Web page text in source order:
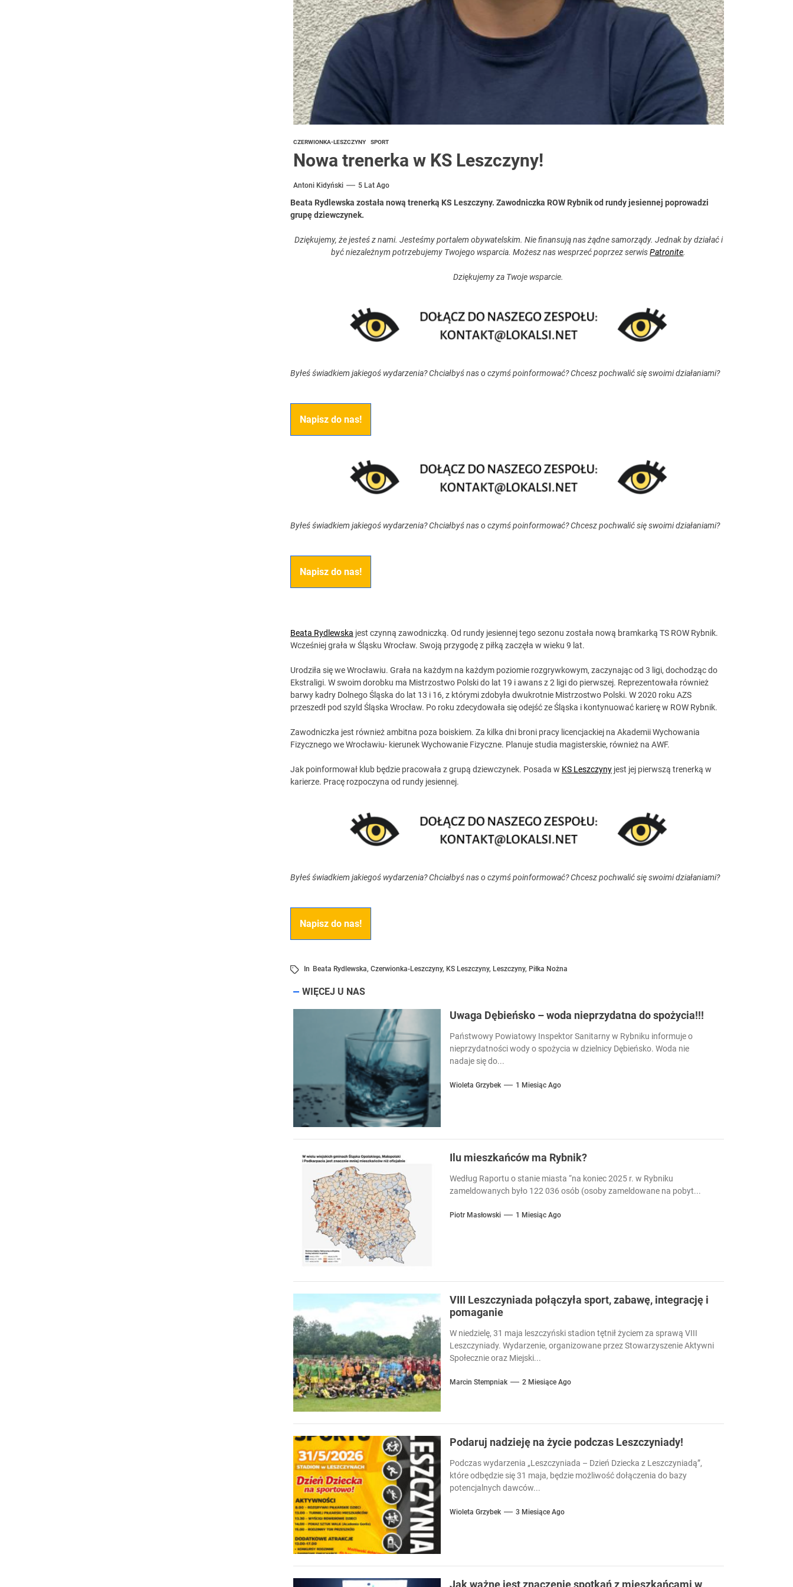
CZERWIONKA-LESZCZYNY SPORT
Nowa trenerka w KS Leszczyny!
Antoni Kidyński 5 Lat Ago
Beata Rydlewska została nową trenerką KS Leszczyny. Zawodniczka ROW Rybnik od rundy jesiennej poprowadzi
grupę dziewczynek.
Dziękujemy, że jesteś z nami. Jesteśmy portalem obywatelskim. Nie finansują nas żądne samorządy. Jednak by działać i
być niezależnym potrzebujemy Twojego wsparcia. Możesz nas wesprzeć poprzez serwisPatronite.
Dziękujemy za Twoje wsparcie.
Byłeś świadkiem jakiegoś wydarzenia? Chciałbyś nas o czymś poinformować? Chcesz pochwalić się swoimi działaniami?
Napisz do nas!
Byłeś świadkiem jakiegoś wydarzenia? Chciałbyś nas o czymś poinformować? Chcesz pochwalić się swoimi działaniami?
Napisz do nas!
Beata Rydlewska jest czynną zawodniczką. Od rundy jesiennej tego sezonu została nową bramkarką TS ROW Rybnik.
Wcześniej grała w Śląsku Wrocław. Swoją przygodę z piłką zaczęła w wieku 9 lat.
Urodziła się we Wrocławiu. Grała na każdym na każdym poziomie rozgrywkowym, zaczynając od 3 ligi, dochodząc do
Ekstraligi. W swoim dorobku ma Mistrzostwo Polski do lat 19 i awans z 2 ligi do pierwszej. Reprezentowała również
barwy kadry Dolnego Śląska do lat 13 i 16, z którymi zdobyła dwukrotnie Mistrzostwo Polski. W 2020 roku AZS
przeszedł pod szyld Śląska Wrocław. Po roku zdecydowała się odejść ze Śląska i kontynuować karierę w ROW Rybnik.
Zawodniczka jest również ambitna poza boiskiem. Za kilka dni broni pracy licencjackiej na Akademii Wychowania
Fizycznego we Wrocławiu- kierunek Wychowanie Fizyczne. Planuje studia magisterskie, również na AWF.
Jak poinformował klub będzie pracowała z grupą dziewczynek. Posada w KS Leszczynyjest jej pierwszą trenerką w
karierze. Pracę rozpoczyna od rundy jesiennej.
Byłeś świadkiem jakiegoś wydarzenia? Chciałbyś nas o czymś poinformować? Chcesz pochwalić się swoimi działaniami?
Napisz do nas!
In Beata Rydlewska, Czerwionka-Leszczyny, KS Leszczyny, Leszczyny, Piłka Nożna
WIĘCEJ U NAS
Uwaga Dębieńsko – woda nieprzydatna do spożycia!!!
Państwowy Powiatowy Inspektor Sanitarny w Rybniku informuje o
nieprzydatności wody o spożycia w dzielnicy Dębieńsko. Woda nie
nadaje się do...
Wioleta Grzybek 1 Miesiąc Ago
Ilu mieszkańców ma Rybnik?
Według Raportu o stanie miasta “na koniec 2025 r. w Rybniku
zameldowanych było 122 036 osób (osoby zameldowane na pobyt...
Piotr Masłowski 1 Miesiąc Ago
VIII Leszczyniada połączyła sport, zabawę, integrację i
pomaganie
W niedzielę, 31 maja leszczyński stadion tętnił życiem za sprawą VIII
Leszczyniady. Wydarzenie, organizowane przez Stowarzyszenie Aktywni
Społecznie oraz Miejski...
Marcin Stempniak 2 Miesiące Ago
Podaruj nadzieję na życie podczas Leszczyniady!
Podczas wydarzenia „Leszczyniada – Dzień Dziecka z Leszczyniadą”,
które odbędzie się 31 maja, będzie możliwość dołączenia do bazy
potencjalnych dawców...
Wioleta Grzybek 3 Miesiące Ago
Jak ważne jest znaczenie spotkań z mieszkańcami w